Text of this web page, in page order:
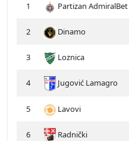
1 Partizan AdmiralBet
2 Dinamo
3 Loznica
4 Jugović Lamagro
5 Lavovi
6 Radnički